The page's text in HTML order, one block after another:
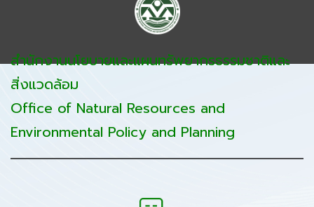
สำนักงานนโยบายและแผนทรัพยากรธรรมชาติและ
สิ่งแวดล้อม
Office of Natural Resources and
Environmental Policy and Planning